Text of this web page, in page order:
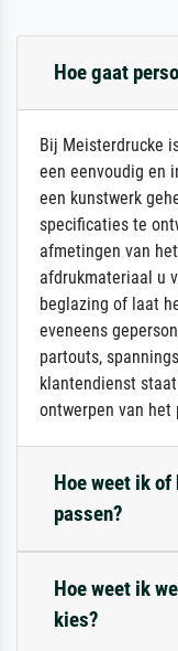
Hoe gaat
Bij Meisterdrucke
een eenvoudig en
een kunstwerk
specificaties te
afmetingen van
afdrukmateriaal u
beglazing of laat
eveneens
partouts,
klantendienst
ontwerpen van het
Hoe weet ik
passen?
Hoe weet ik
kies?